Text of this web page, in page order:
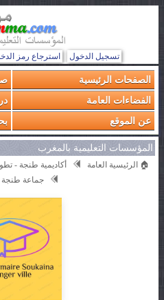
تسجيل الدخول استرجاع رمز
الصفحات الرئيسية
الفضاءات العامة
عن الموقع
المؤسسات التعليمية بالمغرب
🏠 الرئيسية العامة أكاديمية طنجة -
جماعة طنجة